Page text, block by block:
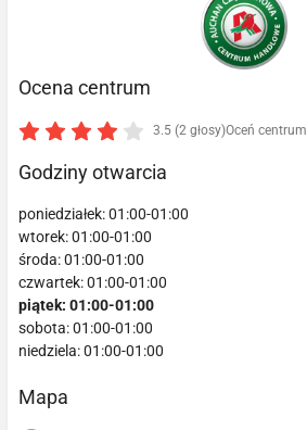
Ocena centrum
3.5 (2 głosy)Oceń centrum
Godziny otwarcia
poniedziałek: 01:00-01:00
wtorek: 01:00-01:00
środa: 01:00-01:00
czwartek: 01:00-01:00
piątek: 01:00-01:00
sobota: 01:00-01:00
niedziela: 01:00-01:00
Mapa